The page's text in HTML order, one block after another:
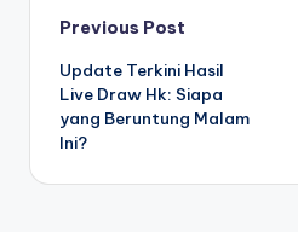
Post
navigation
Previous Post
Update Terkini Hasil
Live Draw Hk: Siapa
yang Beruntung Malam
Ini?